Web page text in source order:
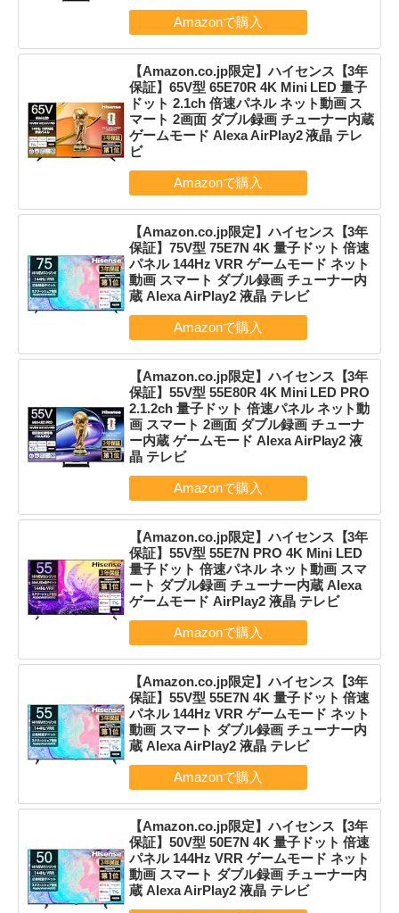
【Amazon.co.jp限定】ハイセンス【3年
保証】65V型 65E70R 4K Mini LED 量子
ドット 2.1ch 倍速パネル ネット動画 ス
マート 2画面 ダブル録画 チューナー内蔵
ゲームモード Alexa AirPlay2 液晶 テレ
ビ
【Amazon.co.jp限定】ハイセンス【3年
保証】75V型 75E7N 4K 量子ドット 倍速
パネル 144Hz VRR ゲームモード ネット
動画 スマート ダブル録画 チューナー内
蔵 Alexa AirPlay2 液晶 テレビ
【Amazon.co.jp限定】ハイセンス【3年
保証】55V型 55E80R 4K Mini LED PRO
2.1.2ch 量子ドット 倍速パネル ネット動
画 スマート 2画面 ダブル録画 チューナ
ー内蔵 ゲームモード Alexa AirPlay2 液
晶 テレビ
【Amazon.co.jp限定】ハイセンス【3年
保証】55V型 55E7N PRO 4K Mini LED
量子ドット 倍速パネル ネット動画 スマ
ート ダブル録画 チューナー内蔵 Alexa
ゲームモード AirPlay2 液晶 テレビ
【Amazon.co.jp限定】ハイセンス【3年
保証】55V型 55E7N 4K 量子ドット 倍速
パネル 144Hz VRR ゲームモード ネット
動画 スマート ダブル録画 チューナー内
蔵 Alexa AirPlay2 液晶 テレビ
【Amazon.co.jp限定】ハイセンス【3年
保証】50V型 50E7N 4K 量子ドット 倍速
パネル 144Hz VRR ゲームモード ネット
動画 スマート ダブル録画 チューナー内
蔵 Alexa AirPlay2 液晶 テレビ